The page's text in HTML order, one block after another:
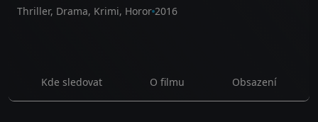
Thriller, Drama, Krimi, Horor 2016
Kde sledovat O filmu Obsazení